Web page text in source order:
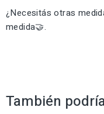
¿Necesitás otras
medida🤝.
También